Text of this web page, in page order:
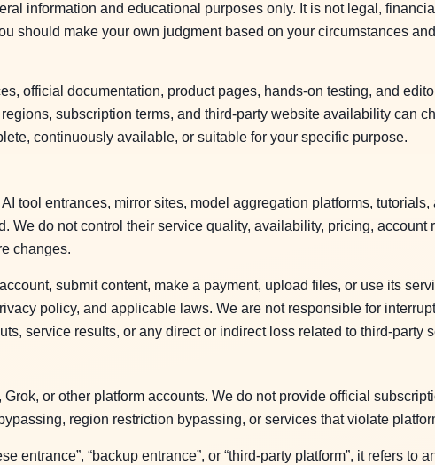
information and educational purposes only. It is not legal,
should make your own judgment based on your circumstances
official documentation, product pages, hands-on testing, and
subscription terms, and third-party website availability can
continuously available, or suitable for your specific purpose.
tool entrances, mirror sites, model aggregation platforms,
We do not control their service quality, availability, pricing, account
changes.
submit content, make a payment, upload files, or use its
policy, and applicable laws. We are not responsible for
service results, or any direct or indirect loss related to third-party
or other platform accounts. We do not provide official
region restriction bypassing, or services that violate
entrance”, “backup entrance”, or “third-party platform”, it refers to